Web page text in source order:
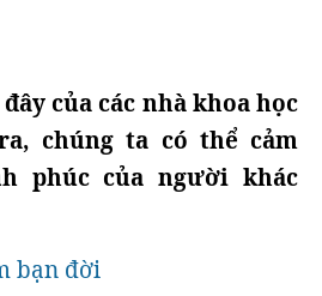
của các nhà khoa học
chúng ta có thể cảm
phúc của người khác
bạn đời